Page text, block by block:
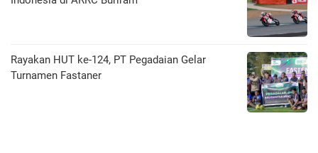
Rayakan HUT ke-124, PT Pegadaian Gelar
Turnamen Fastaner